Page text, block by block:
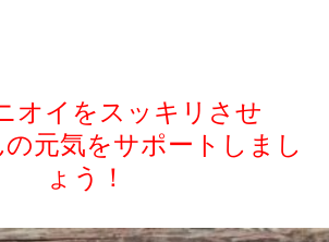
オイをスッキリさせ
元気をサポートしまし
ょう！